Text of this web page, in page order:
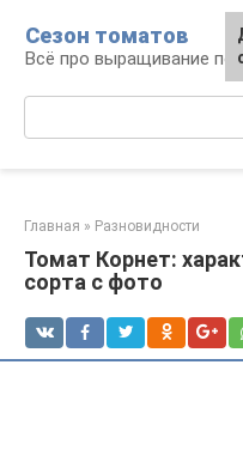
контенту
Сезон томатов
Всё про выращивание
Главная » Разновидности
Томат Корнет:
сорта с фото